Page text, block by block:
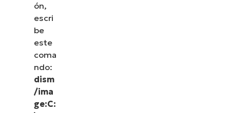
ón,
escri
be
este
coma
ndo:
dism
/ima
ge:C: